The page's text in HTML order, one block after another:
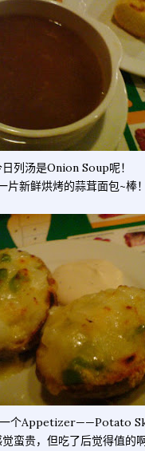
列汤是Onion Soup呢！
片新鲜烘烤的蒜茸面包~棒！
个Appetizer——Potato
蛮贵，但吃了后觉得值的啊